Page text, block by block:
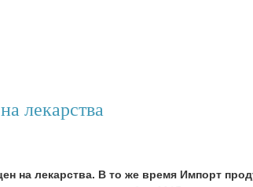
лекарства
на лекарства. В то же время Импорт